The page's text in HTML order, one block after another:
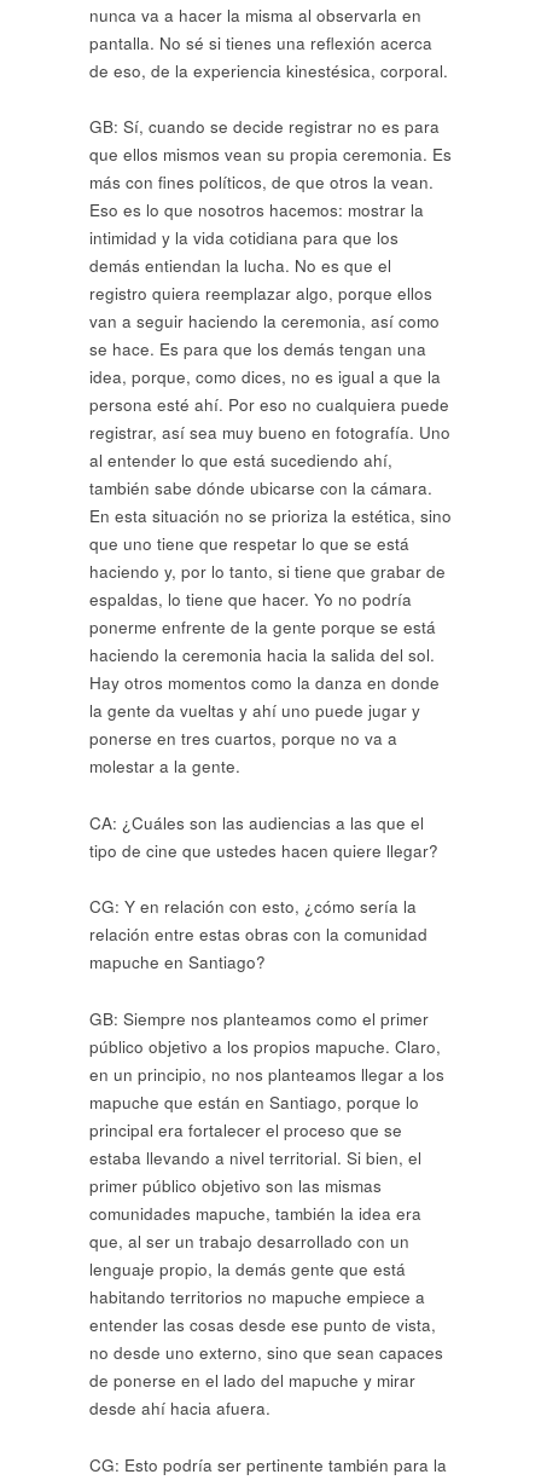
nunca va a hacer la misma al observarla en
pantalla. No sé si tienes una reflexión acerca
de eso, de la experiencia kinestésica, corporal.
GB: Sí, cuando se decide registrar no es para
que ellos mismos vean su propia ceremonia. Es
más con fines políticos, de que otros la vean.
Eso es lo que nosotros hacemos: mostrar la
intimidad y la vida cotidiana para que los
demás entiendan la lucha. No es que el
registro quiera reemplazar algo, porque ellos
van a seguir haciendo la ceremonia, así como
se hace. Es para que los demás tengan una
idea, porque, como dices, no es igual a que la
persona esté ahí. Por eso no cualquiera puede
registrar, así sea muy bueno en fotografía. Uno
al entender lo que está sucediendo ahí,
también sabe dónde ubicarse con la cámara.
En esta situación no se prioriza la estética, sino
que uno tiene que respetar lo que se está
haciendo y, por lo tanto, si tiene que grabar de
espaldas, lo tiene que hacer. Yo no podría
ponerme enfrente de la gente porque se está
haciendo la ceremonia hacia la salida del sol.
Hay otros momentos como la danza en donde
la gente da vueltas y ahí uno puede jugar y
ponerse en tres cuartos, porque no va a
molestar a la gente.
CA: ¿Cuáles son las audiencias a las que el
tipo de cine que ustedes hacen quiere llegar?
CG: Y en relación con esto, ¿cómo sería la
relación entre estas obras con la comunidad
mapuche en Santiago?
GB: Siempre nos planteamos como el primer
público objetivo a los propios mapuche. Claro,
en un principio, no nos planteamos llegar a los
mapuche que están en Santiago, porque lo
principal era fortalecer el proceso que se
estaba llevando a nivel territorial. Si bien, el
primer público objetivo son las mismas
comunidades mapuche, también la idea era
que, al ser un trabajo desarrollado con un
lenguaje propio, la demás gente que está
habitando territorios no mapuche empiece a
entender las cosas desde ese punto de vista,
no desde uno externo, sino que sean capaces
de ponerse en el lado del mapuche y mirar
desde ahí hacia afuera.
CG: Esto podría ser pertinente también para la